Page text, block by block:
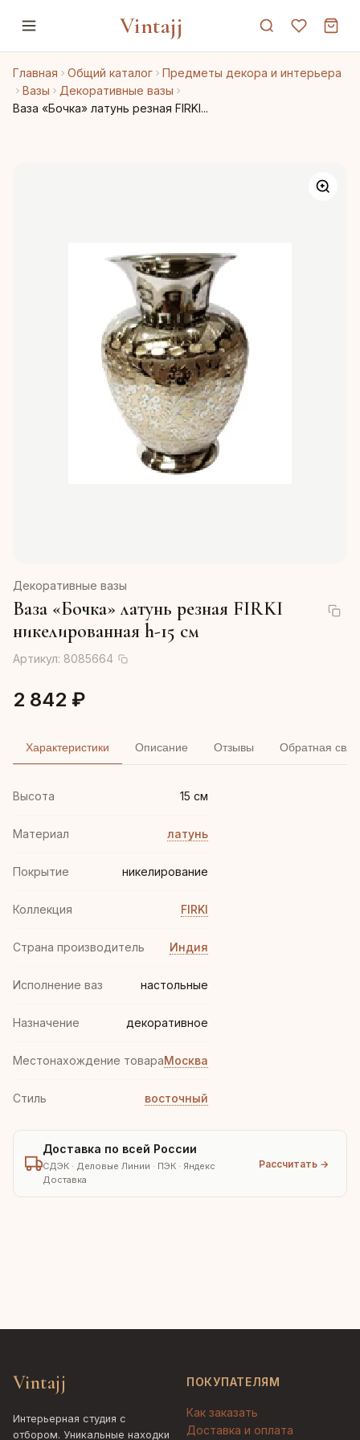
Vintajj
Главная Общий каталог
Предметы декора и интерьера
Вазы
Декоративные вазы
Ваза «Бочка» латунь резная FIRKI...
Декоративные вазы
Ваза «Бочка» латунь резная FIRKI
никелированная h-15 см
Артикул: 8085664
2 842 ₽
Характеристики Описание Отзывы Обратная
Высота 15 см
Материал латунь
Покрытие никелирование
Коллекция FIRKI
Страна производитель Индия
Исполнение ваз настольные
Назначение декоративное
Местонахождение товараМосква
Стиль восточный
Доставка по всей России
СДЭК · Деловые Линии · ПЭК · Яндекс
Доставка
Рассчитать →
Vintajj
Интерьерная студия с
отбором. Уникальные находки
ПОКУПАТЕЛЯМ
Как заказать
Доставка и оплата